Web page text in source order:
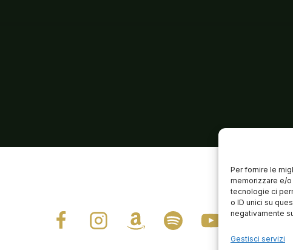
Per fornire le
memorizzare e/
tecnologie ci
o ID unici su
negativamente
Gestisci servizi